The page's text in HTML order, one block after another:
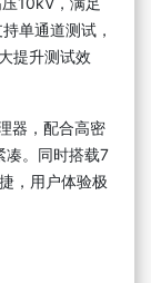
单通道测试，
提升测试效
器，配合高密
凑。同时搭载7
，用户体验极